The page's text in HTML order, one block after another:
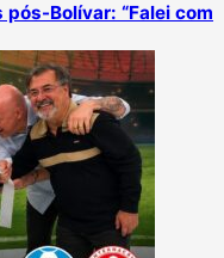
Bolívar: “Falei com